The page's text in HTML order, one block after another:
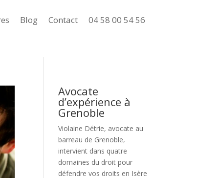
Blog Contact 04 58 00 54 56
Avocate
d’expérience à
Grenoble
Violaine Détrie, avocate au
barreau de Grenoble,
intervient dans quatre
domaines du droit pour
défendre vos droits en Isère